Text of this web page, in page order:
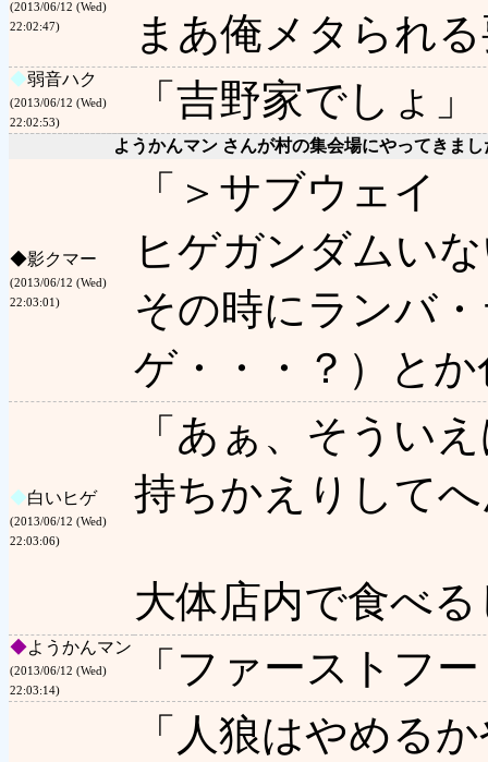
(2013/06/12 (Wed)
22:02:47)
まあ俺メタられ
◆弱音ハク
(2013/06/12 (Wed)
22:02:53)
「吉野家でしょ」
ようかんマン さんが村の集会場にやってきまし
◆影クマー
(2013/06/12 (Wed)
22:03:01)
「＞サブウェイ
ヒゲガンダムい
その時にランバ
ゲ・・・？）と
◆白いヒゲ
(2013/06/12 (Wed)
22:03:06)
「あぁ、そうい
持ちかえりして
大体店内で食べ
◆ようかんマン
(2013/06/12 (Wed)
22:03:14)
「ファーストフ
「人狼はやめる